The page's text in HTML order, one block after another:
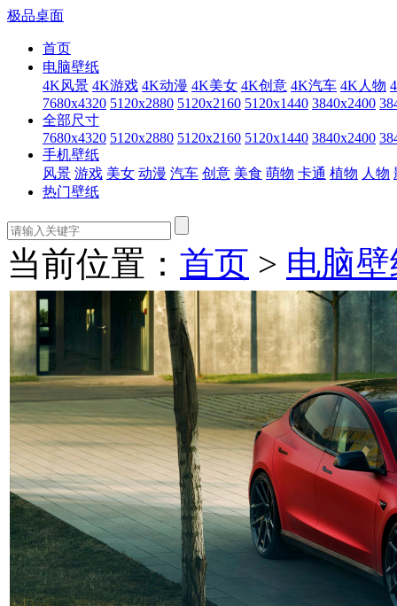
极品桌面
首页
电脑壁纸
4K风景 4K游戏 4K动漫 4K美女 4K创意 4K汽车 4K人物
7680x4320 5120x2880 5120x2160 5120x1440 3840x2400
全部尺寸
7680x4320 5120x2880 5120x2160 5120x1440 3840x2400
手机壁纸
风景 游戏 美女 动漫 汽车 创意 美食 萌物 卡通 植物 人物
热门壁纸
当前位置： 首页 > 电脑